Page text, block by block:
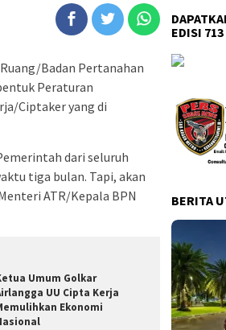
Badan Pertanahan
Peraturan
Ciptaker yang di
dari seluruh
tiga bulan. Tapi, akan
ATR/Kepala BPN
Umum Golkar
UU Cipta Kerja
Ekonomi
EDISI
BERITA